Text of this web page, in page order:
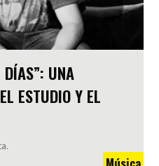
DÍAS”: UNA
ESTUDIO Y EL